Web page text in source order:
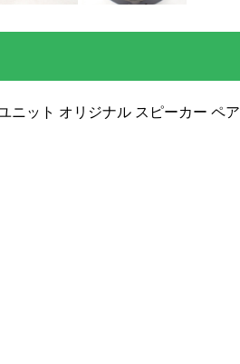
ニット オリジナル スピーカー ペア